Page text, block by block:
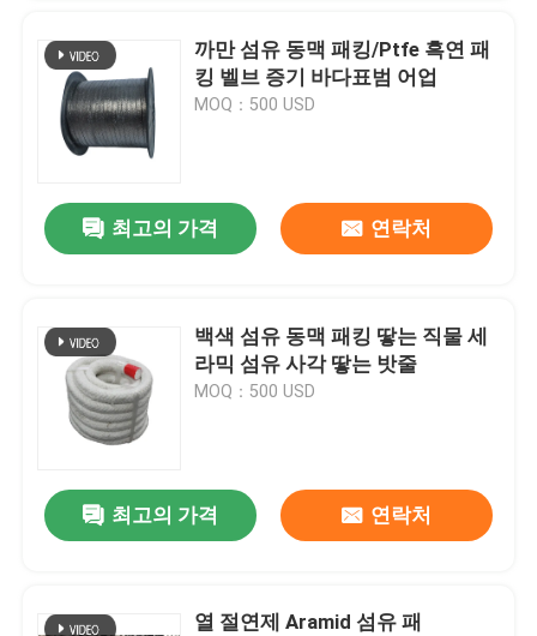
까만 섬유 동맥 패킹/Ptfe 흑연 패
킹 벨브 증기 바다표범 어업
MOQ：500 USD
최고의 가격 연락처
백색 섬유 동맥 패킹 땋는 직물 세
라믹 섬유 사각 땋는 밧줄
MOQ：500 USD
최고의 가격 연락처
열 절연제 Aramid 섬유 패